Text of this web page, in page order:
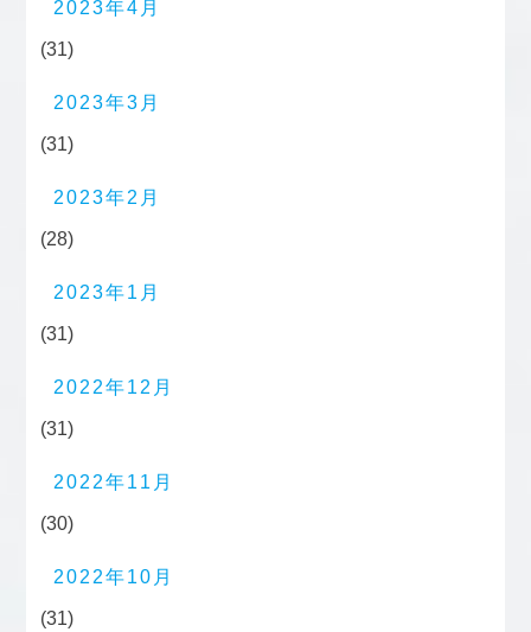
2023年4月
(31)
2023年3月
(31)
2023年2月
(28)
2023年1月
(31)
2022年12月
(31)
2022年11月
(30)
2022年10月
(31)